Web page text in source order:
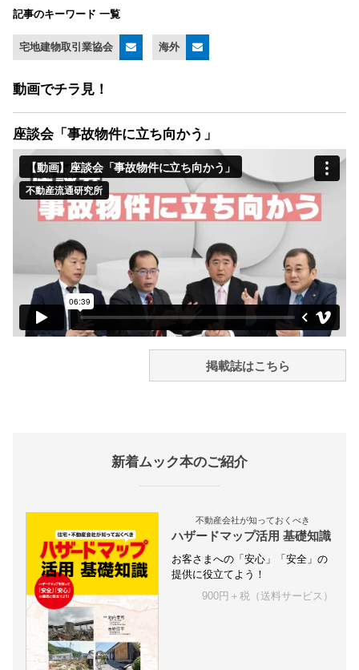
記事のキーワード 一覧
宅地建物取引業協会 海外
動画でチラ見！
座談会「事故物件に立ち向かう」
掲載誌はこちら
新着ムック本のご紹介
不動産会社が知っておくべき
ハザードマップ活用 基礎知識
お客さまへの「安心」「安全」の
提供に役立てよう！
900円＋税（送料サービス）